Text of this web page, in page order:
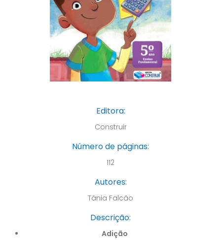
Editora:
Construir
Número de páginas:
112
Autores:
Tânia Falcão
Descrição:
Adição